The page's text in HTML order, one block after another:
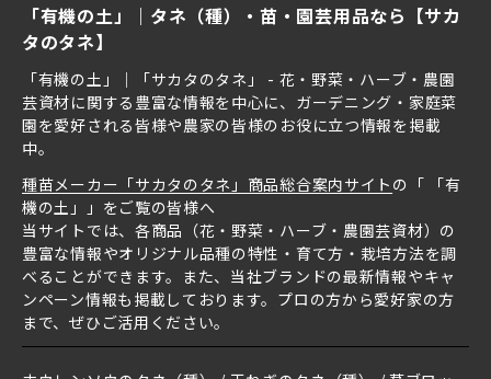
「有機の土」｜タネ（種）・苗・園芸用品なら【サカ
タのタネ】
「有機の土」｜「サカタのタネ」 - 花・野菜・ハーブ・農園
芸資材に関する豊富な情報を中心に、ガーデニング・家庭菜
園を愛好される皆様や農家の皆様のお役に立つ情報を掲載
中。
種苗メーカー「サカタのタネ」商品総合案内サイト の「 「有
機の土」」をご覧の皆様へ
当サイトでは、各商品（花・野菜・ハーブ・農園芸資材）の
豊富な情報やオリジナル品種の特性・育て方・栽培方法を調
べることができます。また、当社ブランドの最新情報やキャ
ンペーン情報も掲載しております。プロの方から愛好家の方
まで、ぜひご活用ください。